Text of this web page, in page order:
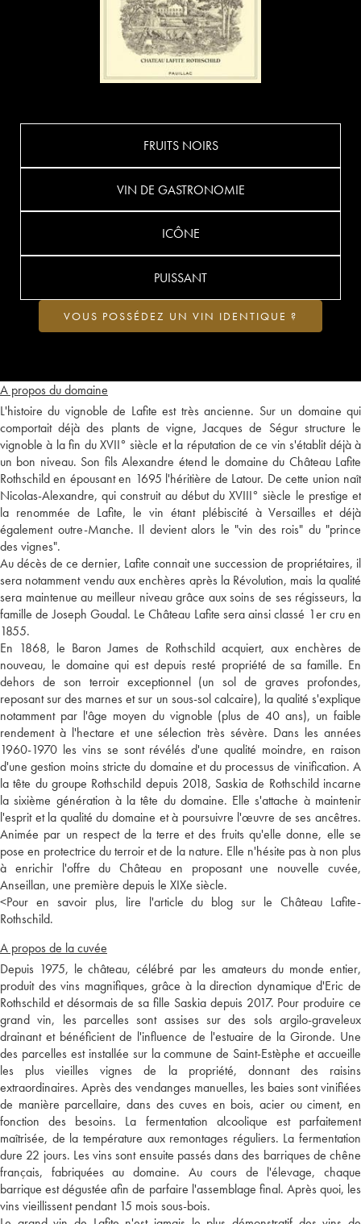
A propos du domaine
L'histoire du vignoble de Lafite est très ancienne. Sur un domaine qui
comportait déjà des plants de vigne, Jacques de Ségur structure le
vignoble à la fin du XVII° siècle et la réputation de ce vin s'établit déjà à
un bon niveau. Son fils Alexandre étend le domaine du Château Lafite
Rothschild en épousant en 1695 l'héritière de Latour. De cette union naît
Nicolas-Alexandre, qui construit au début du XVIII° siècle le prestige et
la renommée de Lafite, le vin étant plébiscité à Versailles et déjà
également outre-Manche. Il devient alors le "vin des rois" du "prince
des vignes".
Au décès de ce dernier, Lafite connait une succession de propriétaires, il
sera notamment vendu aux enchères après la Révolution, mais la qualité
sera maintenue au meilleur niveau grâce aux soins de ses régisseurs, la
famille de Joseph Goudal. Le Château Lafite sera ainsi classé 1er cru en
1855.
En 1868, le Baron James de Rothschild acquiert, aux enchères de
nouveau, le domaine qui est depuis resté propriété de sa famille. En
dehors de son terroir exceptionnel (un sol de graves profondes,
reposant sur des marnes et sur un sous-sol calcaire), la qualité s'explique
notamment par l'âge moyen du vignoble (plus de 40 ans), un faible
rendement à l'hectare et une sélection très sévère. Dans les années
1960-1970 les vins se sont révélés d'une qualité moindre, en raison
d'une gestion moins stricte du domaine et du processus de vinification. A
la tête du groupe Rothschild depuis 2018, Saskia de Rothschild incarne
la sixième génération à la tête du domaine. Elle s'attache à maintenir
l'esprit et la qualité du domaine et à poursuivre l'œuvre de ses ancêtres.
Animée par un respect de la terre et des fruits qu'elle donne, elle se
pose en protectrice du terroir et de la nature. Elle n'hésite pas à non plus
à enrichir l'offre du Château en proposant une nouvelle cuvée,
Anseillan, une première depuis le XIXe siècle.
<Pour en savoir plus, lire l'article du blog sur le Château Lafite-
Rothschild.
A propos de la cuvée
Depuis 1975, le château, célébré par les amateurs du monde entier,
produit des vins magnifiques, grâce à la direction dynamique d'Eric de
Rothschild et désormais de sa fille Saskia depuis 2017. Pour produire ce
grand vin, les parcelles sont assises sur des sols argilo-graveleux
drainant et bénéficient de l'influence de l'estuaire de la Gironde. Une
des parcelles est installée sur la commune de Saint-Estèphe et accueille
les plus vieilles vignes de la propriété, donnant des raisins
extraordinaires. Après des vendanges manuelles, les baies sont vinifiées
de manière parcellaire, dans des cuves en bois, acier ou ciment, en
fonction des besoins. La fermentation alcoolique est parfaitement
maîtrisée, de la température aux remontages réguliers. La fermentation
dure 22 jours. Les vins sont ensuite passés dans des barriques de chêne
français, fabriquées au domaine. Au cours de l'élevage, chaque
barrique est dégustée afin de parfaire l'assemblage final. Après quoi, les
vins vieillissent pendant 15 mois sous-bois.
FRUITS NOIRS
VIN DE GASTRONOMIE
ICÔNE
PUISSANT
VOUS POSSÉDEZ UN VIN IDENTIQUE ?